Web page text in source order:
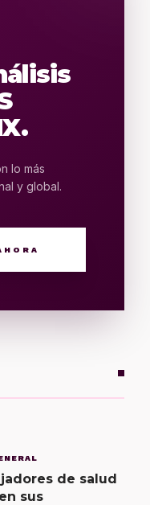
lo más
y global.
de salud
sus